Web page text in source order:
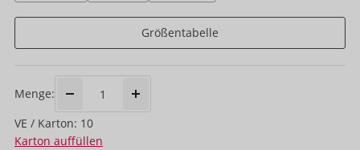
Größentabelle
Menge:
VE / Karton: 10
Karton auffüllen